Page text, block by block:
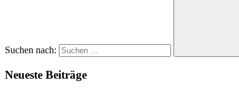
Suchen nach:
Neueste Beiträge